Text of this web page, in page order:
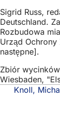
Sigrid Russ,
Deutschland.
Rozbudowa
Urząd
następne].
Zbiór
Wiesbaden,
Knoll,